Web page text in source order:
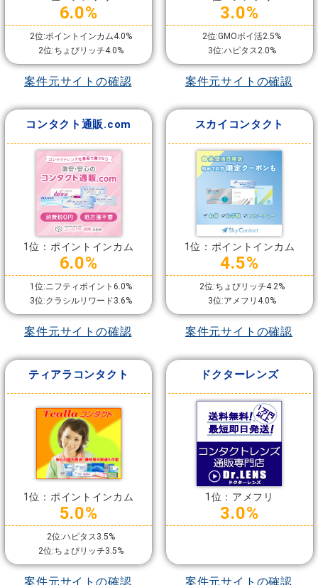
6.0%
2位:ポイントインカム4.0%
2位:ちょびリッチ4.0%
案件元サイトの確認
3.0%
2位:GMOポイ活2.5%
3位:ハピタス2.0%
案件元サイトの確認
コンタクト通販.com
1位：ポイントインカム
6.0%
1位:ニフティポイント6.0%
3位:クラシルリワード3.6%
案件元サイトの確認
スカイコンタクト
1位：ポイントインカム
4.5%
2位:ちょびリッチ4.2%
3位:アメフリ4.0%
案件元サイトの確認
ティアラコンタクト
1位：ポイントインカム
5.0%
2位:ハピタス3.5%
2位:ちょびリッチ3.5%
案件元サイトの確認
ドクターレンズ
1位：アメフリ
3.0%
案件元サイトの確認